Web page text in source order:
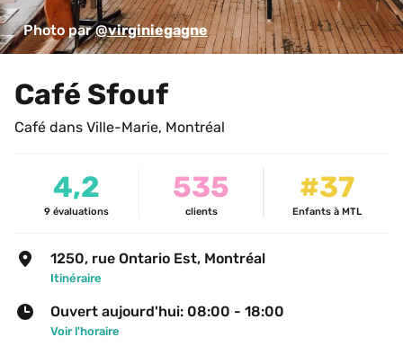
Photo par @virginiegagne
Café Sfouf
Café dans Ville-Marie, Montréal
4,2
9 évaluations
535
clients
#37
Enfants à MTL
1250, rue Ontario Est, Montréal
Itinéraire
Ouvert aujourd'hui: 08:00 - 18:00
Voir l'horaire